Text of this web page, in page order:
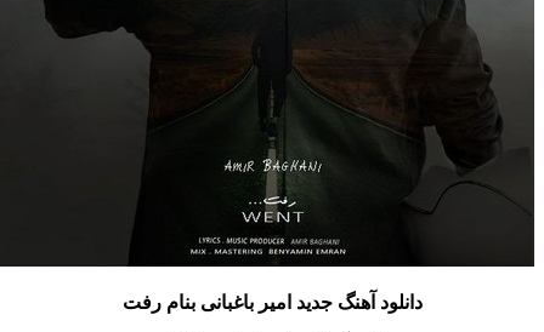
دانلود آهنگ جدید امیر باغبانی بنام رفت